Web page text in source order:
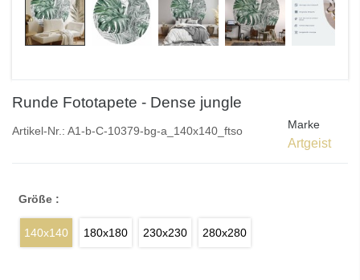
Runde Fototapete - Dense jungle
Artikel-Nr.: A1-b-C-10379-bg-a_140x140_ftso Marke
Artgeist
Größe :
140x140 180x180 230x230 280x280